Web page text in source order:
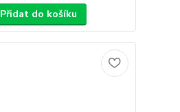
Přidat do košíku